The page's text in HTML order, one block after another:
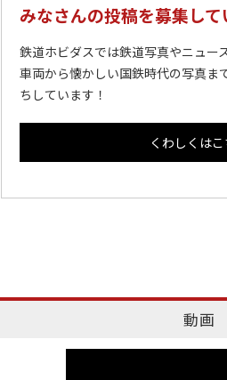
みなさんの投稿を募集して
鉄道ホビダスでは鉄道写真やニュー
車両から懐かしい国鉄時代の写真ま
ちしています！
くわしくはこ
動画